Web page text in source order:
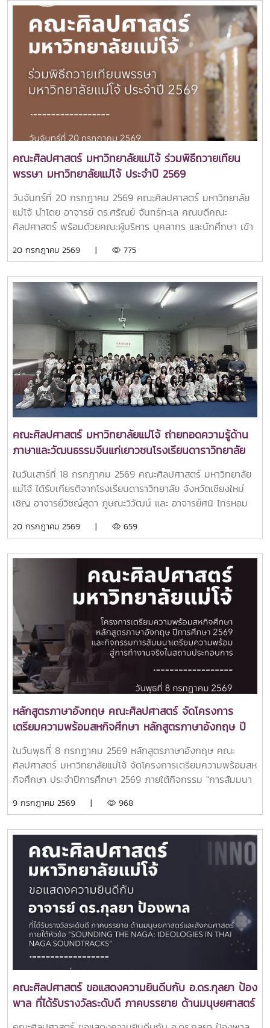
คณะศิลปศาสตร์ มหาวิทยาลัยแม่โจ้ ร่วมพิธีถวายเทียน
พรรษา มหาวิทยาลัยแม่โจ้ ประจำปี 2569
วันจันทร์ที่ 20 กรกฎาคม 2569 คณะศิลปศาสตร์ มหาวิทยาลัย
แม่โจ้ นำโดย อาจารย์ ดร.ศรัณย์ จันทร์ทะเล คณบดีคณะ
ศิลปศาสตร์ พร้อมด้วยคณะผู้บริหาร บุคลากร และนักศึกษา เข้า
อาคารแผ่พืชน์ มหาวิทยาลัยแม่โจ้ทั้งนี้ รองศาสตราจาย์ ดร.วีระ
เทียนพรรษาในครั้งนี้ โดยถวายเทียนพรรษา ผ้าอาบน้ำฝนและ
เครื่องไทยธรรม เพื่อเป็นการร่วมสืบสานและทำนุบำรุงพระพุทธ
ศาสนา เนื่องในเทศกาลเข้าพรรษา อีกทั้งยังเป็นการอนุรักษ์และ
สืบทอดขนบธรรมเนียมประเพณีอันดีงามของไทย
20 กรกฎาคม 2569 | 775
คณะศิลปศาสตร์ มหาวิทยาลัยแม่โจ้ ถ่ายทอดความรู้ด้าน
ภาษาและวัฒนธรรมจีนแก่เยาวชนโรงเรียนดาราวิทยาลัย
ในวันเสาร์ที่ 18 กรกฎาคม 2569 คณะศิลปศาสตร์ มหาวิทยาลัย
แม่โจ้ ได้รับเกียรติจากโรงเรียนดาราวิทยาลัย จังหวัดเชียงใหม่
เชิญ อาจารย์วิชญ์สุดา ภูษณะวิวัฒน์ และ อาจารย์ศนิ ไทรหอม
วิทยากรในโครงการ Trilingual E Plus+ Program เพื่อจัด
นักเรียนระดับชั้นมัธยมศึกษาปีที่ 1–3 จำนวน 71 คน ณ ห้องแม่
ยอดเฮือน ชั้น 2 อาคารดารารัศมีทั้งนี้โครงการได้จัดภายใต้หัวข้อ
“Chinese for Everyday Life )” เน้นการเรียนรู้ผ่านเกม การ
ทำงานกลุ่ม และการฝึกใช้ภาษาจีนในชีวิตประจำวัน ช่วยเสริม
ทักษะการสื่อสาร ความคิดสร้างสรรค์ และการทำงานร่วมกันของ
ผู้เรียนการได้รับเชิญในครั้งนี้สะท้อนถึงความเชื่อมั่นในศักยภาพ
ของบุคลากรคณะศิลปศาสตร์ในการถ่ายทอดองค์ความรู้สู่สังคม
และเป็นอีกก้าวสำคัญในการเตรียมความพร้อมด้านการเรียนการ
สอนภาษาจีน โดยคณะศิลปศาสตร์ มหาวิทยาลัยแม่โจ้ มีแผนเปิด
หลักสูตรศิลปศาสตรบัณฑิต สาขาวิชาภาษาจีน ในปีการศึกษา
2570 เพื่อผลิตบัณฑิตที่มีความรู้ด้านภาษา การสื่อสาร และความ
เข้าใจในบริบทวัฒนธรรมนานาชาติ รองรับความต้องการของ
สังคมและตลาดแรงงานในอนาคต
20 กรกฎาคม 2569 | 659
หลักสูตรภาษาอังกฤษ คณะศิลปศาสตร์ จัดโครงการ
เตรียมความพร้อมสหกิจศึกษา หลักสูตรภาษาอังกฤษ ปี
การศึกษา 2569 และกิจกรรมการสัมมนาเตรียมความ
พร้อมสู่การทำงานจริงในสถานประกอบการ
ในวันพุธที่ 8 กรกฎาคม 2569 หลักสูตรภาษาอังกฤษ คณะ
ศิลปศาสตร์ มหาวิทยาลัยแม่โจ้ จัดโครงการเตรียมความพร้อมสห
กิจศึกษา ประจำปีการศึกษา 2569 ภายใต้กิจกรรม "การสัมมนา
105 อาคารประเสริฐ ณ นคร มหาวิทยาลัยแม่โจ้ เพื่อเตรียมความ
ประกอบการจริงกิจกรรมในครั้งนี้ได้รับเกียรติจากศิษย์เก่า
หลักสูตรภาษาอังกฤษ รุ่นรหัส 65 จำนวน 5 คน ซึ่งเคยผ่าน
ประสบการณ์การปฏิบัติงานสหกิจศึกษาในสถานประกอบการ
หลากหลายประเภท มาร่วมถ่ายทอดประสบการณ์ แลกเปลี่ยนมุม
มอง และให้คำแนะนำเกี่ยวกับการเตรียมความพร้อมสู่โลกแห่งการ
ทำงาน โดยเน้นประเด็นด้านวัฒนธรรมองค์กรในสายงานบริการ
และสายงานที่เกี่ยวข้องกับการปฏิบัติสหกิจศึกษา ตลอดจน
มารยาทในการทำงาน การปรับตัว และการวางตัวอย่างเหมาะ
สมในสถานประกอบการ เพื่อให้นักศึกษาสามารถนำความรู้และ
ประสบการณ์ไปประยุกต์ใช้ได้อย่างมีประสิทธิภาพวิทยากรประกอบ
ด้วย นายณัฐกร นันตากาศ ตัวแทนกลุ่มสถานศึกษา (โรงเรียน
มงฟอร์ตวิทยาลัย จังหวัดเชียงใหม่) นางสาวอรณิชา สุขป้อม
ตัวแทนกลุ่มหน่วยงานเอกชน (โรงเรียน New Stamford จังหวัด
9 กรกฎาคม 2569 | 968
คณะศิลปศาสตร์ ขอแสดงความยินดีบกับ อ.ดร.กุลยา ป้อง
พาล ที่ได้รับรางวัลระดับดี ภาคบรรยาย ด้านมนุษยศาสตร์
และสังคมศาสตร์ภายใต้หัวข้อ "Sounding the Naga: